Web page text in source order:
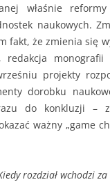
właśnie
naukowych.
fakt, że zmienia się
redakcja
projekty
dorobku
do konkluzji –
ważny „game
rozdział wchodzi